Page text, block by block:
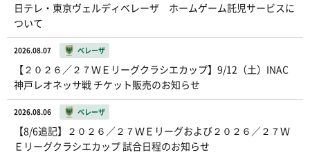
日テレ・東京ヴェルディベレーザ ホームゲーム託児サービスに
ついて
2026.08.07 ベレーザ
【２０２６／２７ＷＥリーグクラシエカップ】9/12（土）INAC
神戸レオネッサ戦 チケット販売のお知らせ
2026.08.06 ベレーザ
【8/6追記】２０２６／２７ＷＥリーグおよび２０２６／２７Ｗ
Ｅリーグクラシエカップ 試合日程のお知らせ